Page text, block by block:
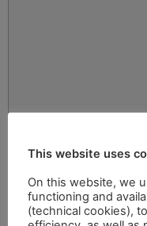
This website uses
On this website, we
functioning and
(technical cookies),